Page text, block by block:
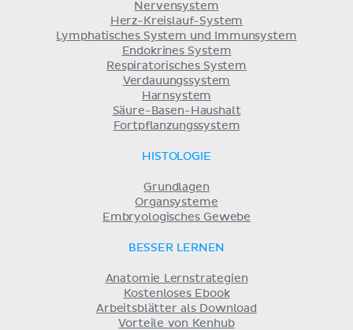
Nervensystem
Herz-Kreislauf-System
Lymphatisches System und Immunsystem
Endokrines System
Respiratorisches System
Verdauungssystem
Harnsystem
Säure-Basen-Haushalt
Fortpflanzungssystem
HISTOLOGIE
Grundlagen
Organsysteme
Embryologisches Gewebe
BESSER LERNEN
Anatomie Lernstrategien
Kostenloses Ebook
Arbeitsblätter als Download
Vorteile von Kenhub